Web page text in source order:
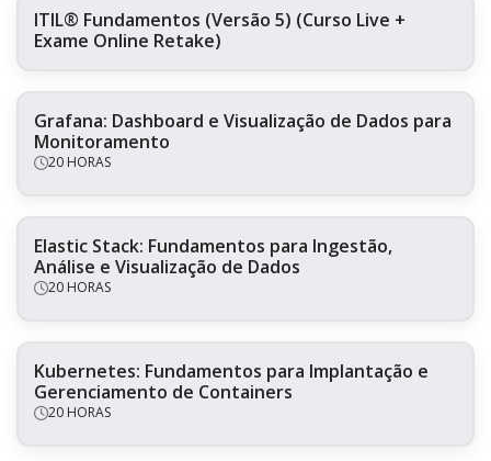
ITIL® Fundamentos (Versão 5) (Curso Live +
Exame Online Retake)
Grafana: Dashboard e Visualização de Dados para
Monitoramento
20 HORAS
Elastic Stack: Fundamentos para Ingestão,
Análise e Visualização de Dados
20 HORAS
Kubernetes: Fundamentos para Implantação e
Gerenciamento de Containers
20 HORAS